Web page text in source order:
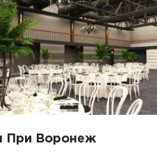
При Воронеж